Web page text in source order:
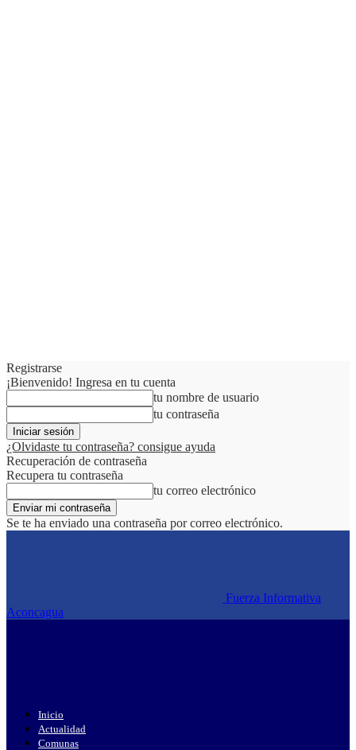
Registrarse
¡Bienvenido! Ingresa en tu cuenta
tu nombre de usuario
tu contraseña
¿Olvidaste tu contraseña? consigue ayuda
Recuperación de contraseña
Recupera tu contraseña
tu correo electrónico
Se te ha enviado una contraseña por correo electrónico.
Fuerza Informativa
Aconcagua
Inicio
Actualidad
Comunas